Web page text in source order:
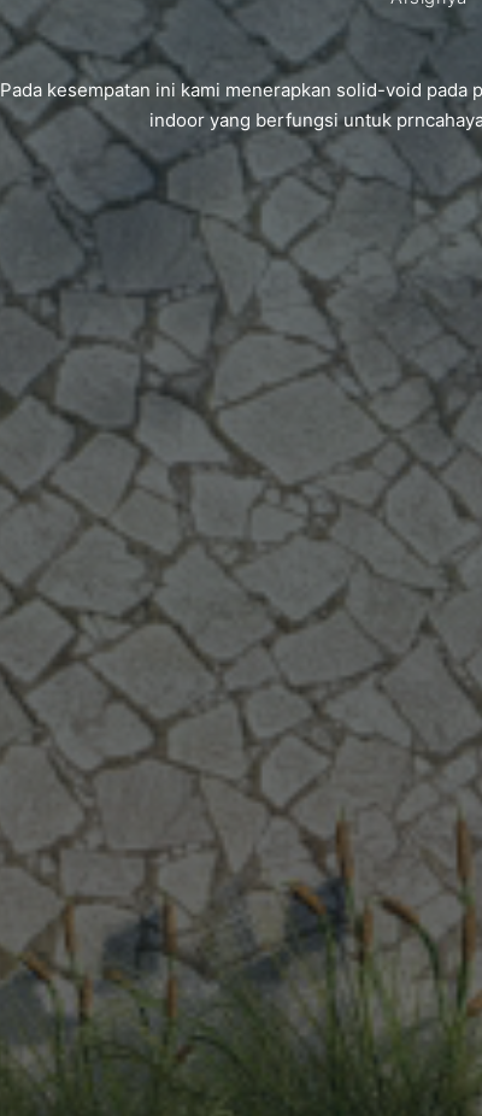
Pada kesempatan ini kami menerapkan solid-void pada
indoor yang berfungsi untuk